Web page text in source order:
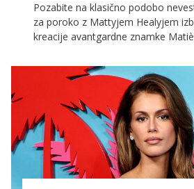
Pozabite na klasično podobo
za poroko z Mattyjem Healyjem
kreacije avantgardne znamke
nekonvencionalni estetiki. Največ
pritegnila bela poročna obleka, ki